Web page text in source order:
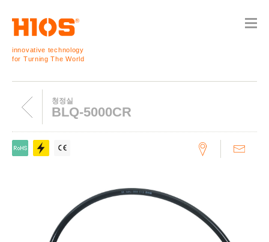
innovative technology
for Turning The World
청정실
BLQ-5000CR